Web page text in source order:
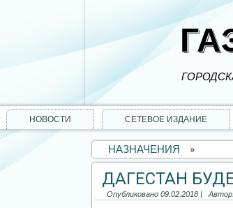
НОВОСТИ СЕТЕВОЕ ИЗДАНИЕ
НАЗНАЧЕНИЯ »
ДАГЕСТАН
Опубликовано 09.02.2018 |